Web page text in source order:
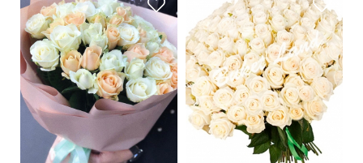
50 см 50 см Под атласную ленту